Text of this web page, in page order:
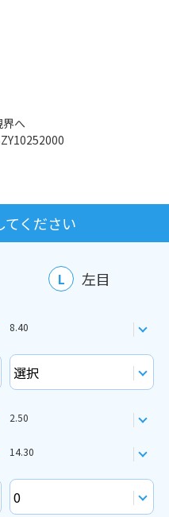
へ
てください
L 左目
8.40
2.50
14.30